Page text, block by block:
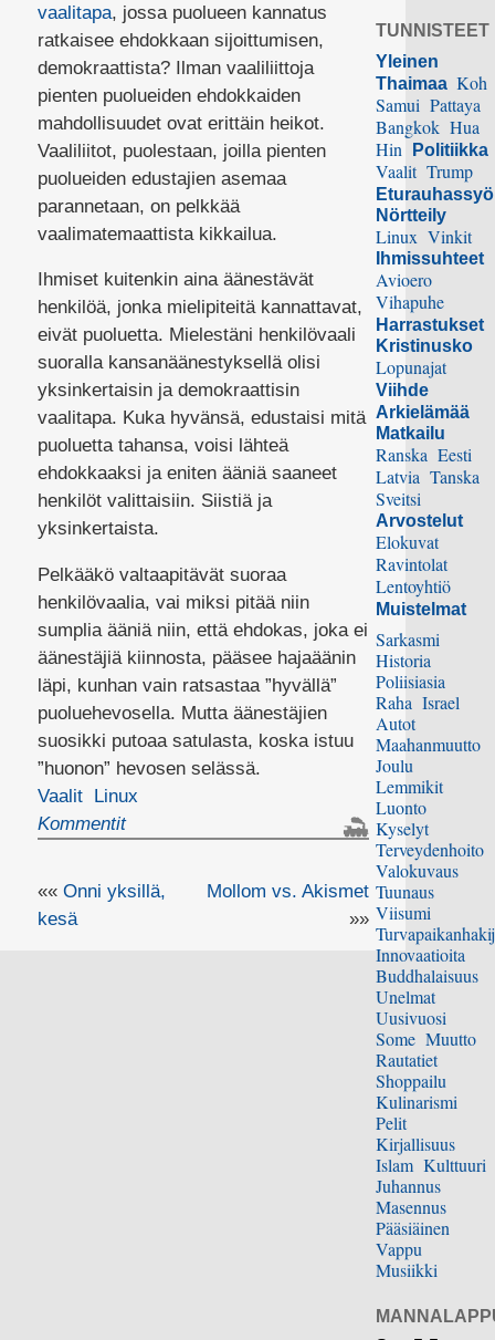
vaalitapa, jossa puolueen kannatus
ratkaisee ehdokkaan sijoittumisen,
demokraattista? Ilman vaaliliittoja
pienten puolueiden ehdokkaiden
mahdollisuudet ovat erittäin heikot.
Vaaliliitot, puolestaan, joilla pienten
puolueiden edustajien asemaa
parannetaan, on pelkkää
vaalimatemaattista kikkailua.
Ihmiset kuitenkin aina äänestävät
henkilöä, jonka mielipiteitä kannattavat,
eivät puoluetta. Mielestäni henkilövaali
suoralla kansanäänestyksellä olisi
yksinkertaisin ja demokraattisin
vaalitapa. Kuka hyvänsä, edustaisi mitä
puoluetta tahansa, voisi lähteä
ehdokkaaksi ja eniten ääniä saaneet
henkilöt valittaisiin. Siistiä ja
yksinkertaista.
Pelkääkö valtaapitävät suoraa
henkilövaalia, vai miksi pitää niin
sumplia ääniä niin, että ehdokas, joka ei
äänestäjiä kiinnosta, pääsee hajaäänin
läpi, kunhan vain ratsastaa ”hyvällä”
puoluehevosella. Mutta äänestäjien
suosikki putoaa satulasta, koska istuu
”huonon” hevosen selässä.
Vaalit
Linux
Kommentit
«« Onni yksillä,
kesä
Mollom vs. Akismet
»»
TUNNISTEET
Yleinen
Thaimaa Koh
Samui Pattaya
Bangkok Hua
Hin
Politiikka
Vaalit Trump
Nörtteily
Linux Vinkit
Ihmissuhteet
Avioero
Vihapuhe
Harrastukset
Kristinusko
Lopunajat
Viihde
Arkielämää
Matkailu
Ranska Eesti
Latvia Tanska
Sveitsi
Arvostelut
Elokuvat
Ravintolat
Lentoyhtiö
Muistelmat
Sarkasmi
Historia
Poliisiasia
Raha Israel
Autot
Maahanmuutto
Joulu
Lemmikit
Luonto
Kyselyt
Terveydenhoito
Valokuvaus
Tuunaus
Viisumi
Innovaatioita
Buddhalaisuus
Unelmat
Uusivuosi
Some Muutto
Rautatiet
Shoppailu
Kulinarismi
Pelit
Kirjallisuus
Islam Kulttuuri
Juhannus
Masennus
Pääsiäinen
Vappu
Musiikki